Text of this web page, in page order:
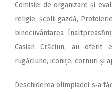
Comisiei de organizare și
religie, școlii gazdă,
binecuvântarea
Casian Crăciun, au oferit
rugăciune, iconițe, cornuri și
Deschiderea olimpiadei s‑a